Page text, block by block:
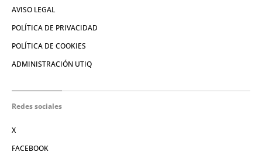
AVISO LEGAL
POLÍTICA DE PRIVACIDAD
POLÍTICA DE COOKIES
ADMINISTRACIÓN UTIQ
Redes sociales
X
FACEBOOK